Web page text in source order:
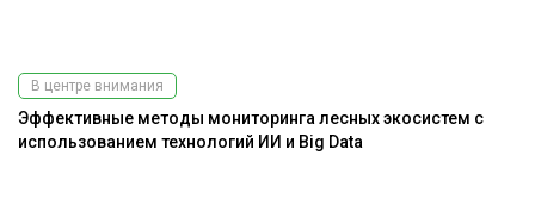
В центре внимания
Эффективные методы мониторинга лесных экосистем с
использованием технологий ИИ и Big Data